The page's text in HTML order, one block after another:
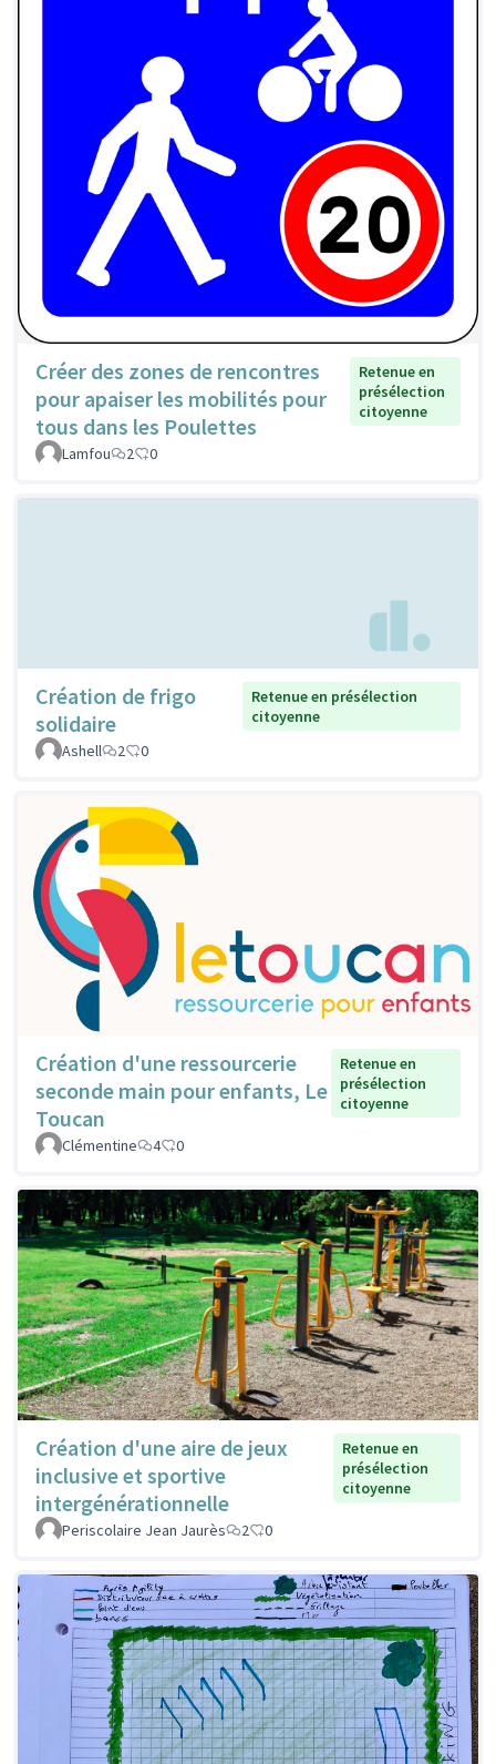
Créer des zones de rencontres
pour apaiser les mobilités pour
tous dans les Poulettes
Retenue en
présélection
citoyenne
Lamfou 2 0
Création de frigo
solidaire
Retenue en présélection
citoyenne
Ashell
2 0
Création d'une ressourcerie
seconde main pour enfants, Le
Toucan
Retenue en
présélection
citoyenne
Clémentine 4 0
Création d'une aire de jeux
inclusive et sportive
intergénérationnelle
Retenue en
présélection
citoyenne
Periscolaire Jean Jaurès 2 0